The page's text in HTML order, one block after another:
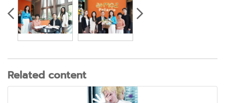
Related content